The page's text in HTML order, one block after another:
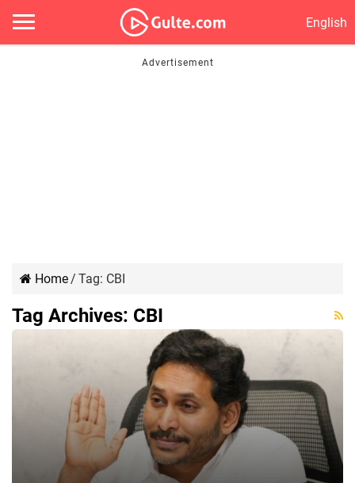
English
Home/ Tag: CBI
Tag Archives: CBI